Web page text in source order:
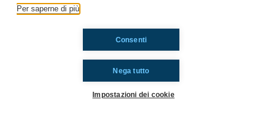
Ti è piaciuto? Condividilo!
Per saperne di più
Nega tutto
Consenti
Impostazioni dei cookie